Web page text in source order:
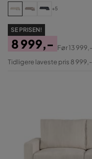
+5
SE PRISEN!
Pris
8 999,-
Original
Før13 999,-
Tidligere laveste pris 8 999,-